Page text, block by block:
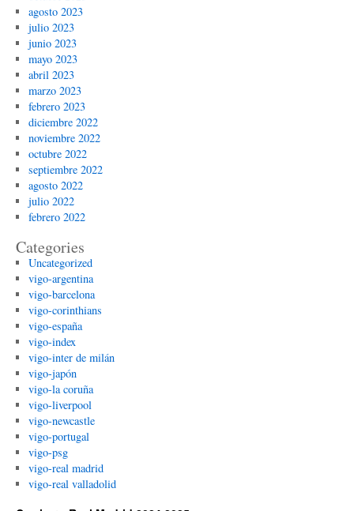
agosto 2023
julio 2023
junio 2023
mayo 2023
abril 2023
marzo 2023
febrero 2023
diciembre 2022
noviembre 2022
octubre 2022
septiembre 2022
agosto 2022
julio 2022
febrero 2022
Categories
Uncategorized
vigo-argentina
vigo-barcelona
vigo-corinthians
vigo-españa
vigo-index
vigo-inter de milán
vigo-japón
vigo-la coruña
vigo-liverpool
vigo-newcastle
vigo-portugal
vigo-psg
vigo-real madrid
vigo-real valladolid